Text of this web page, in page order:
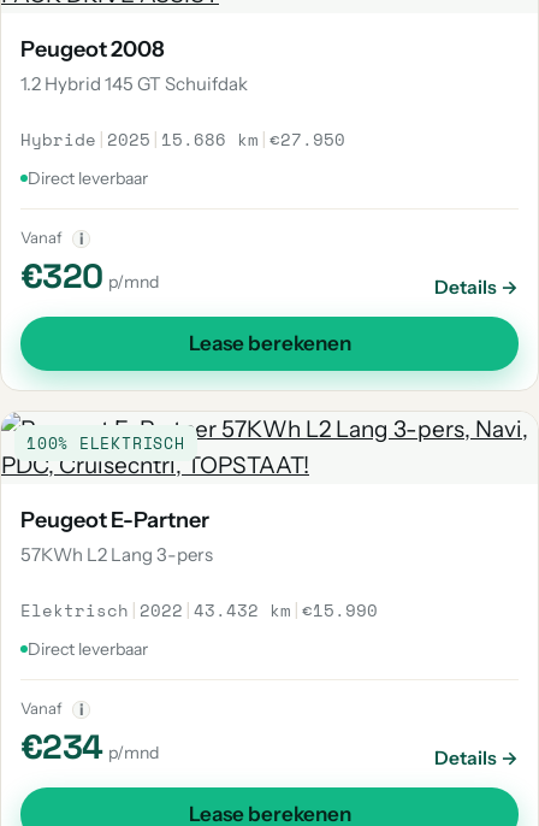
Peugeot 2008
1.2 Hybrid 145 GT Schuifdak
Hybride | 2025 | 15.686 km |€27.950
Direct leverbaar
Vanaf i
€320 p/mnd Details →
Lease berekenen
100% ELEKTRISCH
Peugeot E-Partner
57KWh L2 Lang 3-pers
Elektrisch | 2022 |43.432 km |€15.990
Direct leverbaar
Vanaf i
€234 p/mnd Details →
Lease berekenen